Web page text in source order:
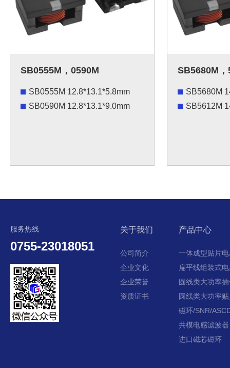
SB0555M，0590M
SB0555M 12.8*13.1*5.8mm
SB0590M 12.8*13.1*9.0mm
SB5680M
SB5680M
SB5612M
服务热线
0755-23018051
关于我们
公司简介
企业文化
企业荣誉
资质证书
产品中心
一体成型贴片
扁平线组装式
圆线类大功率
圆线类大功率
磁环/SNR/
共模电感滤波器
进口磁芯磁环